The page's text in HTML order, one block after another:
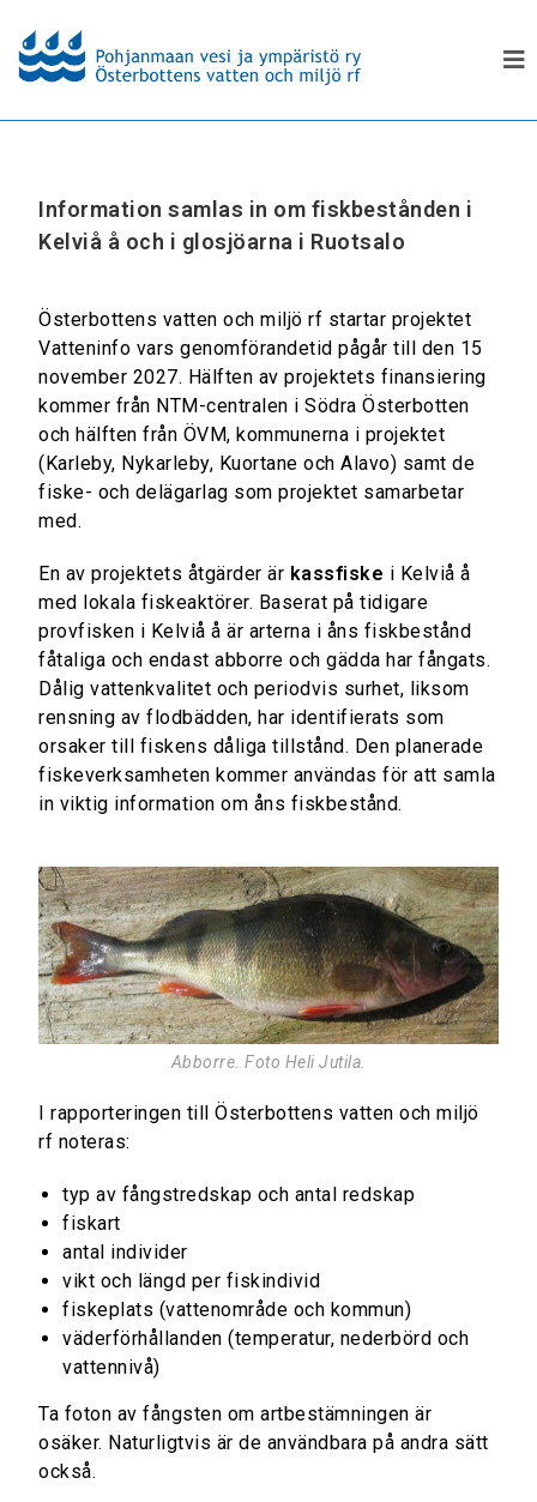
Information samlas in om fiskbestånden i
Kelviå å och i glosjöarna i Ruotsalo
Österbottens vatten och miljö rf startar projektet
Vatteninfo vars genomförandetid pågår till den 15
november 2027. Hälften av projektets finansiering
kommer från NTM-centralen i Södra Österbotten
och hälften från ÖVM, kommunerna i projektet
(Karleby, Nykarleby, Kuortane och Alavo) samt de
fiske- och delägarlag som projektet samarbetar
med.
En av projektets åtgärder är kassfiske i Kelviå å
med lokala fiskeaktörer. Baserat på tidigare
provfisken i Kelviå å är arterna i åns fiskbestånd
fåtaliga och endast abborre och gädda har fångats.
Dålig vattenkvalitet och periodvis surhet, liksom
rensning av flodbädden, har identifierats som
orsaker till fiskens dåliga tillstånd. Den planerade
fiskeverksamheten kommer användas för att samla
in viktig information om åns fiskbestånd.
Abborre. Foto Heli Jutila.
I rapporteringen till Österbottens vatten och miljö
rf noteras:
typ av fångstredskap och antal redskap
fiskart
antal individer
vikt och längd per fiskindivid
fiskeplats (vattenområde och kommun)
väderförhållanden (temperatur, nederbörd och
vattennivå)
Ta foton av fångsten om artbestämningen är
osäker. Naturligtvis är de användbara på andra sätt
också.